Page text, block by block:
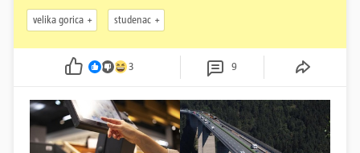
velika gorica studenac
3 9